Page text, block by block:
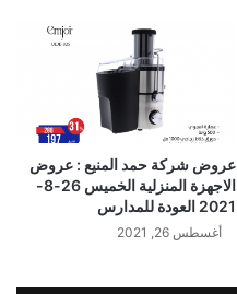
عروض شركة حمد المنيع : عروض
الاجهزة المنزلية الخميس 26-8-
2021 العودة للمدارس
أغسطس 26, 2021